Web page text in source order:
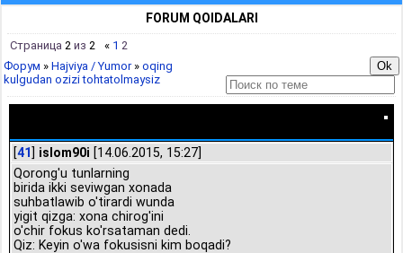
FORUM QOIDALARI
Страница 2 из 2 « 1 2
Форум » Hajviya / Yumor » oqing
kulgudan ozizi tohtatolmaysiz
[41] islom90i [14.06.2015, 15:27]
Qorong'u tunlarning
birida ikki seviwgan xonada
suhbatlawib o'tirardi wunda
yigit qizga: xona chirog'ini
o'chir fokus ko'rsataman dedi.
Qiz: Keyin o'wa fokusisni kim boqadi?